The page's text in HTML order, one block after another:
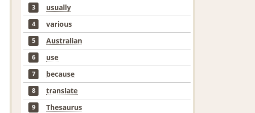
3 usually
4 various
5 Australian
6 use
7 because
8 translate
9 Thesaurus